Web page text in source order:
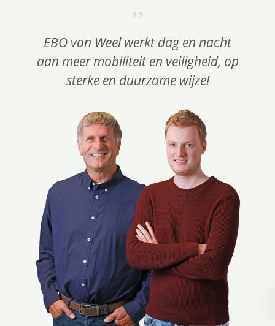
EBO van Weel werkt dag en nacht
aan meer mobiliteit en veiligheid, op
sterke en duurzame wijze!